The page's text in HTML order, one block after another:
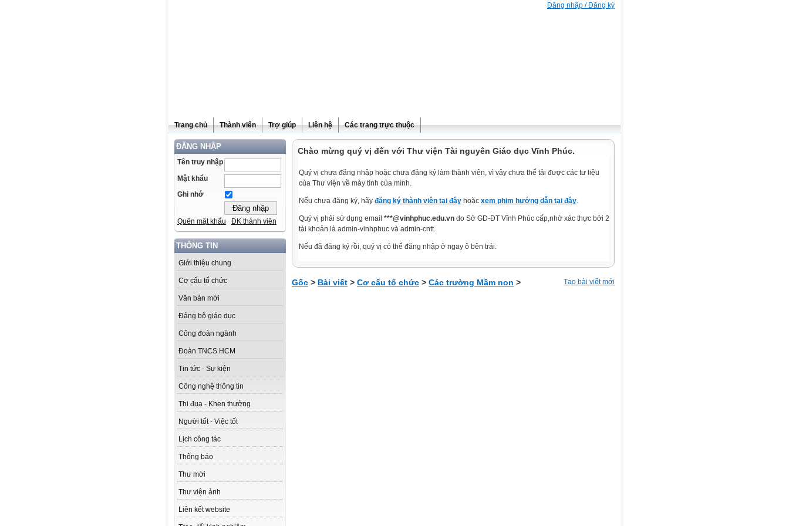
Đăng nhập / Đăng ký
Trang chủ Thành viên Trợ giúp Liên hệ Các trang trực thuộc
ĐĂNG NHẬP
Tên truy nhập
Mật khẩu
Ghi nhớ
Quên mật khẩu ĐK thành viên
THÔNG TIN
Giới thiệu chung
Cơ cấu tổ chức
Văn bản mới
Đảng bộ giáo dục
Công đoàn ngành
Đoàn TNCS HCM
Tin tức - Sự kiện
Công nghệ thông tin
Thi đua - Khen thưởng
Người tốt - Việc tốt
Lịch công tác
Thông báo
Thư mời
Thư viện ảnh
Liên kết website
Chào mừng quý vị đến với Thư viện Tài nguyên Giáo dục Vĩnh Phúc.
Quý vị chưa đăng nhập hoặc chưa đăng ký làm thành viên, vì vậy chưa thể tải được các tư liệu
của Thư viện về máy tính của mình.
Nếu chưa đăng ký, hãy đăng ký thành viên tại đây hoặc xem phim hướng dẫn tại đây.
Quý vị phải sử dụng email ***@vinhphuc.edu.vn do Sở GD-ĐT Vĩnh Phúc cấp,nhờ xác thực bởi 2
tài khoản là admin-vinhphuc và admin-cntt.
Nếu đã đăng ký rồi, quý vị có thể đăng nhập ở ngay ô bên trái.
Gốc > Bài viết > Cơ cấu tổ chức > Các trường Mầm non > Tạo bài viết mới